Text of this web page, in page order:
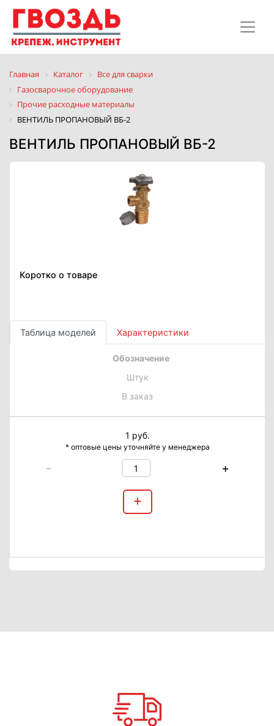
Главная Каталог
Все для сварки
Газосварочное оборудование
Прочие расходные материалы
ВЕНТИЛЬ ПРОПАНОВЫЙ ВБ-2
ВЕНТИЛЬ ПРОПАНОВЫЙ ВБ-2
Коротко о товаре
Таблица моделей Характеристики
Обозначение
Штук
В заказ
1 руб.
* оптовые цены уточняйте у менеджера
- +
+